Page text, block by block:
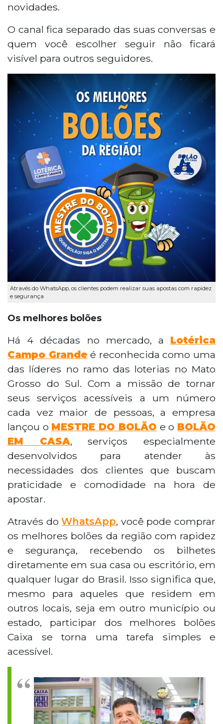
novidades.
O canal fica separado das suas conversas e
quem você escolher seguir não ficará
visível para outros seguidores.
Através do WhatsApp, os clientes podem realizar suas apostas com rapidez
e segurança
Os melhores bolões
Há 4 décadas no mercado, a Lotérica
Campo Grande é reconhecida como uma
das líderes no ramo das loterias no Mato
Grosso do Sul. Com a missão de tornar
seus serviços acessíveis a um número
cada vez maior de pessoas, a empresa
lançou o MESTRE DO BOLÃO e o BOLÃO
EM CASA, serviços especialmente
desenvolvidos para atender às
necessidades dos clientes que buscam
praticidade e comodidade na hora de
apostar.
Através doWhatsApp, você pode comprar
os melhores bolões da região com rapidez
e segurança, recebendo os bilhetes
diretamente em sua casa ou escritório, em
qualquer lugar do Brasil. Isso significa que,
mesmo para aqueles que residem em
outros locais, seja em outro município ou
estado, participar dos melhores bolões
Caixa se torna uma tarefa simples e
acessível.